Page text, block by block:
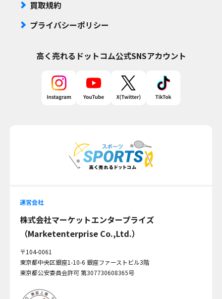
買取規約
プライバシーポリシー
高く売れるドットコム公式SNSアカウント
運営会社
株式会社マーケットエンタープライズ
（Marketenterprise Co.,Ltd.）
〒104-0061
東京都中央区銀座1-10-6 銀座ファーストビル3階
東京都公安委員会許可 第307730608365号